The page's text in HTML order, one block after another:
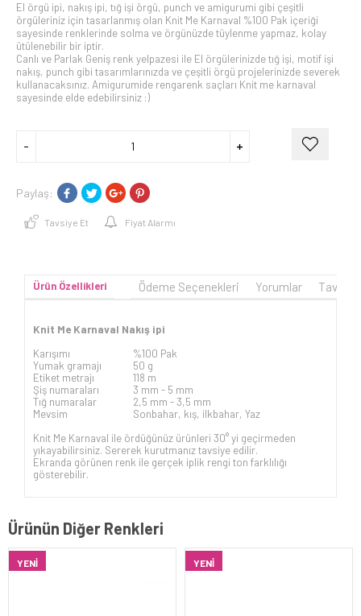
El örgü ipi, nakış ipi, tığ işi örgü, punch ve amigurumi gibi çeşitli
örgüleriniz için tasarlanmış olan Knit Me Karnaval %100 Pak içeriği
sayesinde renklerinde solma ve örgünüzde tüylenme yapmaz, kolay
ütülenebilir bir iptir.
Canlı ve Parlak Geniş renk yelpazesi ile El örgülerinizde tığ işi, motif işi
nakış, punch gibi tasarımlarınızda ve çeşitli örgü projelerinizde severek
kullanacaksınız. Amigurumide rengarenk saçları Knit me karnaval
sayesinde elde edebilirsiniz :)
Paylaş:
Tavsiye Et Fiyat Alarmı
Ürün Özellikleri Ödeme Seçenekleri Yorumlar
Knit Me Karnaval Nakış ipi
Karışımı
%100 Pak
Yumak gramajı
50 g
Etiket metrajı
118 m
Şiş numaraları
3 mm - 5 mm
Tığ numaralar
2,5 mm - 3,5 mm
Mevsim
Sonbahar, kış, ilkbahar, Yaz
Knit Me Karnaval ile ördüğünüz ürünleri 30° yi geçirmeden
yıkayabilirsiniz. Sererek kurutmanız tavsiye edilir.
Ekranda görünen renk ile gerçek iplik rengi ton farklılığı
gösterebilir.
Ürünün Diğer Renkleri
YENI YENI